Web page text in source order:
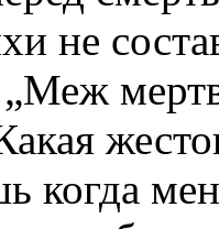
не
когда